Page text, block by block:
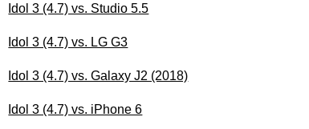
Idol 3 (4.7) vs. Studio 5.5
Idol 3 (4.7) vs. LG G3
Idol 3 (4.7) vs. Galaxy J2 (2018)
Idol 3 (4.7) vs. iPhone 6